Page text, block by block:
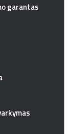
garantas